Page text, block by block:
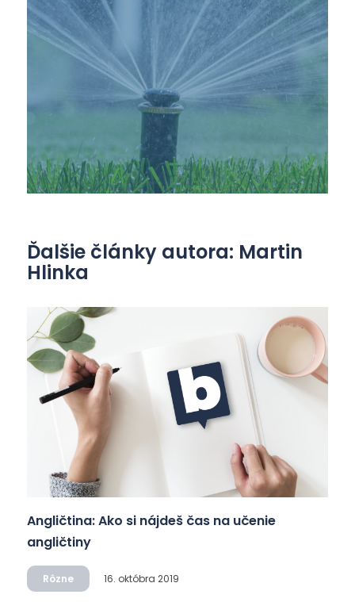
Ďalšie články autora: Martin
Hlinka
Angličtina: Ako si nájdeš čas na učenie
angličtiny
Rôzne 16. októbra 2019